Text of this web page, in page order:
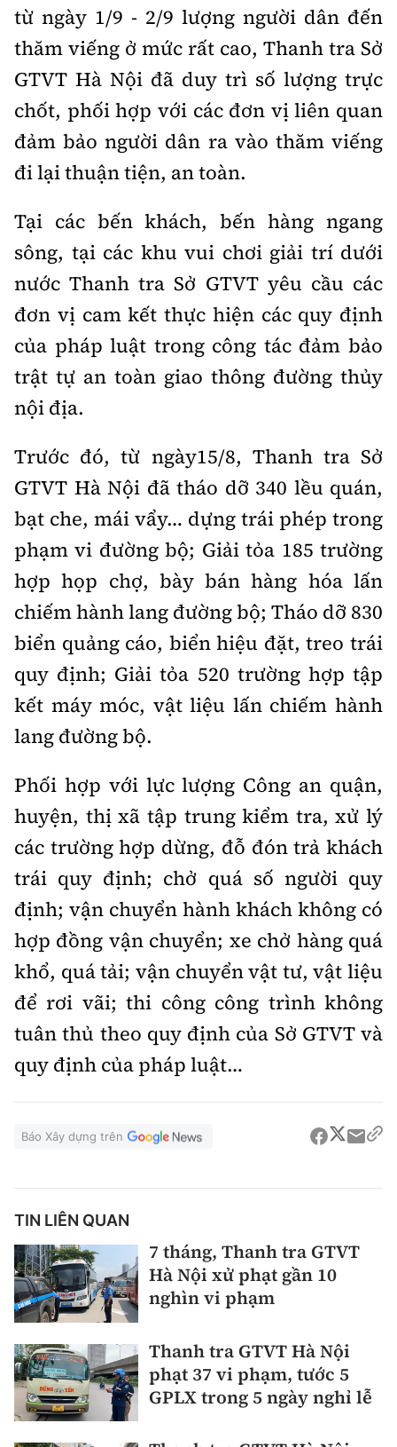
từ ngày 1/9 - 2/9 lượng người dân đến
thăm viếng ở mức rất cao, Thanh tra Sở
GTVT Hà Nội đã duy trì số lượng trực
chốt, phối hợp với các đơn vị liên quan
đảm bảo người dân ra vào thăm viếng
đi lại thuận tiện, an toàn.
Tại các bến khách, bến hàng ngang
sông, tại các khu vui chơi giải trí dưới
nước Thanh tra Sở GTVT yêu cầu các
đơn vị cam kết thực hiện các quy định
của pháp luật trong công tác đảm bảo
trật tự an toàn giao thông đường thủy
nội địa.
Trước đó, từ ngày15/8, Thanh tra Sở
GTVT Hà Nội đã tháo dỡ 340 lều quán,
bạt che, mái vẩy… dựng trái phép trong
phạm vi đường bộ; Giải tỏa 185 trường
hợp họp chợ, bày bán hàng hóa lấn
chiếm hành lang đường bộ; Tháo dỡ 830
biển quảng cáo, biển hiệu đặt, treo trái
quy định; Giải tỏa 520 trường hợp tập
kết máy móc, vật liệu lấn chiếm hành
lang đường bộ.
Phối hợp với lực lượng Công an quận,
huyện, thị xã tập trung kiểm tra, xử lý
các trường hợp dừng, đỗ đón trả khách
trái quy định; chở quá số người quy
định; vận chuyển hành khách không có
hợp đồng vận chuyển; xe chở hàng quá
khổ, quá tải; vận chuyển vật tư, vật liệu
để rơi vãi; thi công công trình không
tuân thủ theo quy định của Sở GTVT và
quy định của pháp luật…
Báo Xây dựng trên
TIN LIÊN QUAN
7 tháng, Thanh tra GTVT
Hà Nội xử phạt gần 10
nghìn vi phạm
Thanh tra GTVT Hà Nội
phạt 37 vi phạm, tước 5
GPLX trong 5 ngày nghỉ lễ